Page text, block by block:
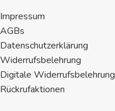
Impressum
AGBs
Datenschutzerklärung
Widerrufsbelehrung
Digitale Widerrufsbelehrung
Rückrufaktionen